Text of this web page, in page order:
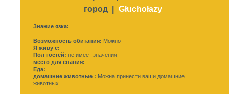
город |
Głuchołazy
Знание язка:
Возможность обитания: Можно
Я живу с:
Пол гостей: не имеет значения
место для спания:
Еда:
домашние животные : Можна принести ваши домашние
животных